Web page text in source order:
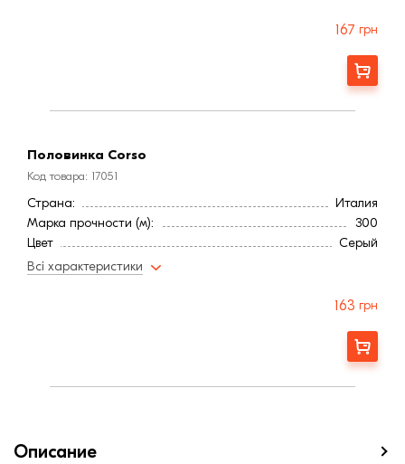
167 грн
Заказать
Половинка Corso
Код товара: 17051
Страна:
Италия
Марка прочности (м):
300
Цвет
Серый
Фактура
Всі характеристики
163 грн
Заказать
Описание